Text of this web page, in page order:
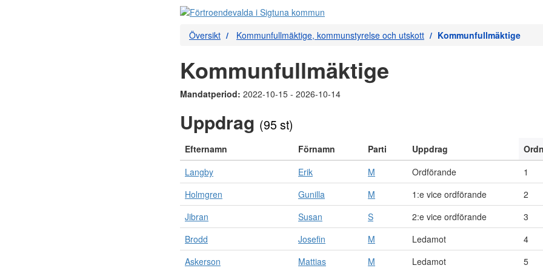
Översikt Kommunfullmäktige, kommunstyrelse och utskott Kommunfullmäktige
Kommunfullmäktige
Mandatperiod: 2022-10-15 - 2026-10-14
Uppdrag (95 st)
Efternamn Förnamn Parti Uppdrag
Langby
Erik M Ordförande
1
Holmgren
Gunilla M 1:e vice ordförande
2
Jibran
Susan S 2:e vice ordförande
3
Brodd
Josefin M Ledamot
4
Askerson
Mattias M Ledamot
5